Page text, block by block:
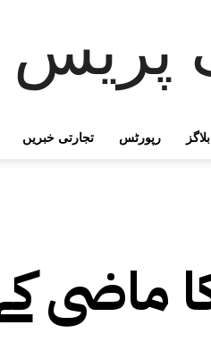
پریس
تجارتی خبریں رپورٹس بلاگز
ماضی